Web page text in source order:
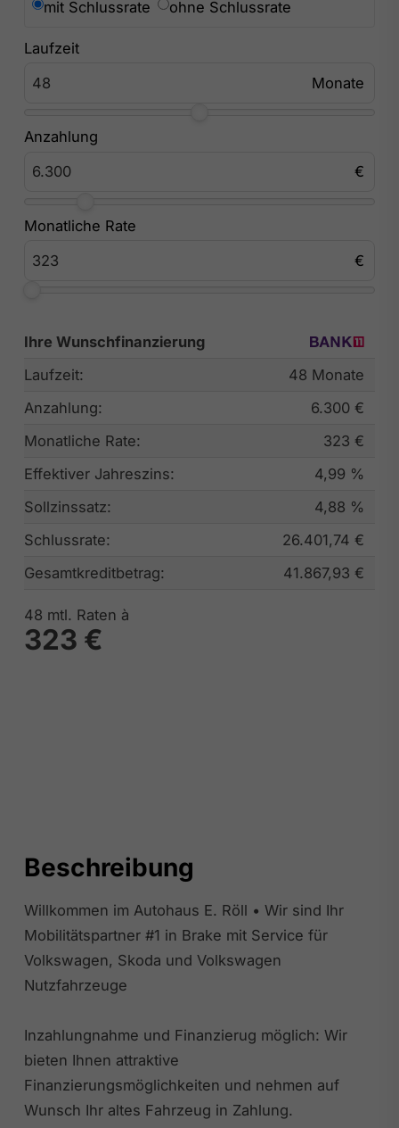
mit Schlussrate
ohne Schlussrate
Laufzeit
Anzahlung
Monatliche Rate
Ihre Wunschfinanzierung
Laufzeit:
48 Monate
Anzahlung:
6.300 €
Monatliche Rate:
323 €
Effektiver Jahreszins:
4,99 %
Sollzinssatz:
4,88 %
Schlussrate:
26.401,74 €
Gesamtkreditbetrag:
41.867,93 €
48 mtl. Raten à
323 €
Beschreibung
Willkommen im Autohaus E. Röll • Wir sind Ihr
Mobilitätspartner #1 in Brake mit Service für
Volkswagen, Skoda und Volkswagen
Nutzfahrzeuge
Inzahlungnahme und Finanzierug möglich: Wir
bieten Ihnen attraktive
Finanzierungsmöglichkeiten und nehmen auf
Wunsch Ihr altes Fahrzeug in Zahlung.